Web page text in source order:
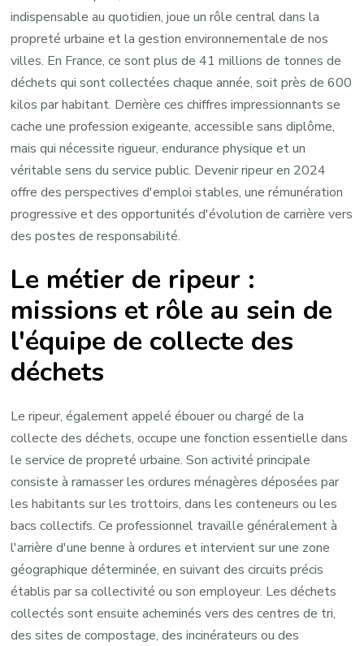
indispensable au quotidien, joue un rôle central dans la
propreté urbaine et la gestion environnementale de nos
villes. En France, ce sont plus de 41 millions de tonnes de
déchets qui sont collectées chaque année, soit près de 600
kilos par habitant. Derrière ces chiffres impressionnants se
cache une profession exigeante, accessible sans diplôme,
mais qui nécessite rigueur, endurance physique et un
véritable sens du service public. Devenir ripeur en 2024
offre des perspectives d'emploi stables, une rémunération
progressive et des opportunités d'évolution de carrière vers
des postes de responsabilité.
Le métier de ripeur :
missions et rôle au sein de
l'équipe de collecte des
déchets
Le ripeur, également appelé ébouer ou chargé de la
collecte des déchets, occupe une fonction essentielle dans
le service de propreté urbaine. Son activité principale
consiste à ramasser les ordures ménagères déposées par
les habitants sur les trottoirs, dans les conteneurs ou les
bacs collectifs. Ce professionnel travaille généralement à
l'arrière d'une benne à ordures et intervient sur une zone
géographique déterminée, en suivant des circuits précis
établis par sa collectivité ou son employeur. Les déchets
collectés sont ensuite acheminés vers des centres de tri,
des sites de compostage, des incinérateurs ou des